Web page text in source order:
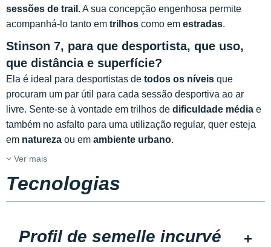
sessões de trail . A sua concepção engenhosa permite
acompanhá-lo tanto em trilhos como em estradas.
Stinson 7, para que desportista, que uso,
que distância e superfície?
Ela é ideal para desportistas de todos os níveis que
procuram um par útil para cada sessão desportiva ao ar
livre. Sente-se à vontade em trilhos de dificuldade média e
também no asfalto para uma utilização regular, quer esteja
em natureza ou em ambiente urbano.
Ver mais
Tecnologias
Profil de semelle incurvé